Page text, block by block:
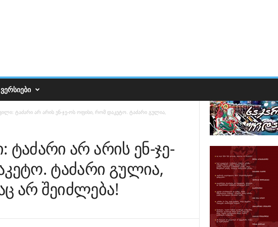
ტაძარი არ არის ენ-ჯე-ოს ოფისი, რომ დაკეტო. ტაძარი გულია,
არ არის ენ-ჯე-
ტაძარი გულია,
არ შეიძლება!